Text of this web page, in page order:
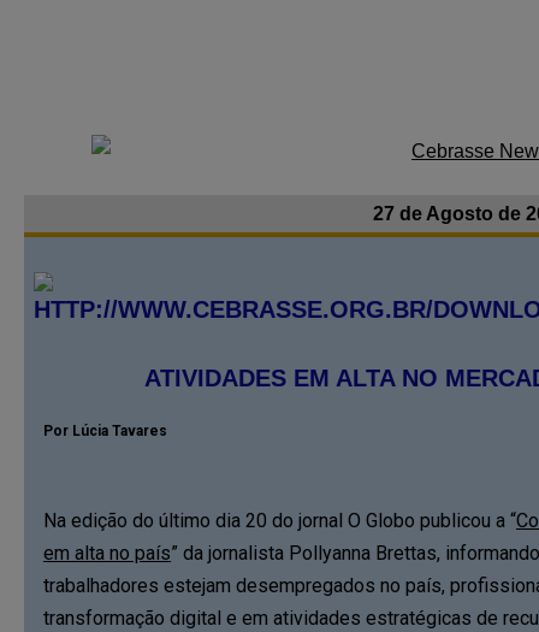
27 de Agosto de
ATIVIDADES EM ALTA NO
Por Lúcia Tavares
Na edição do último dia 20 do jornal O Globo publicou a “
em alta no país” da jornalista Pollyanna Brettas,
trabalhadores estejam desempregados no país,
transformação digital e em atividades estratégicas de